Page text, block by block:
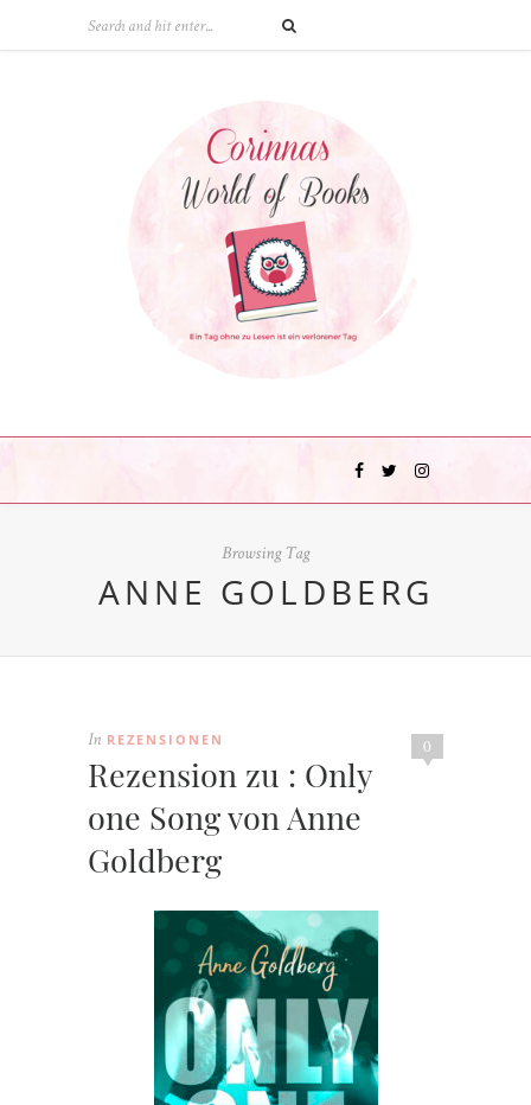
Browsing Tag
ANNE GOLDBERG
0
In REZENSIONEN
Rezension zu : Only
one Song von Anne
Goldberg